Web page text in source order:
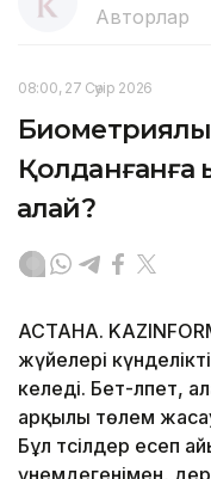
Авторлар
08:00, 27 Сәуір 2026
Қолданғанға
қалай?
АСТАНА.
жүйелері
келеді. Бет-әлпет,
арқылы төлем
Бұл тәсілдер есеп
үнемдегенімен,